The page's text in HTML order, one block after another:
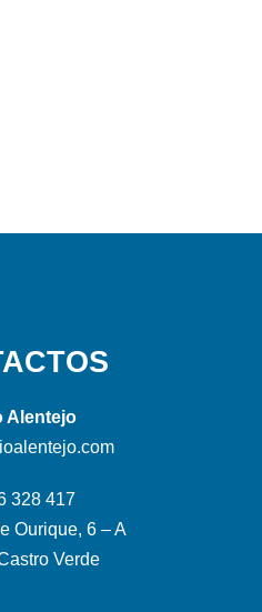
Alentejo
328 417
Ourique, 6 – A
Verde